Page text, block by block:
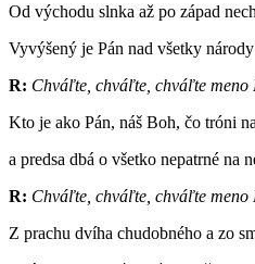
Od východu slnka až po západ
Vyvýšený je Pán nad všetky
R: Chváľte, chváľte, chváľte meno
Kto je ako Pán, náš Boh, čo tróni
a predsa dbá o všetko nepatrné na
R: Chváľte, chváľte, chváľte meno
Z prachu dvíha chudobného a zo